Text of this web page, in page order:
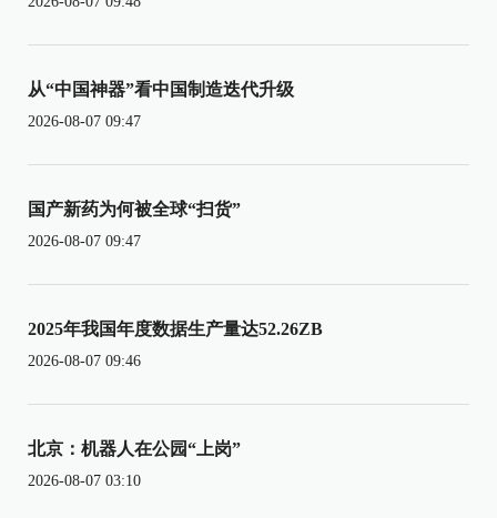
从“中国神器”看中国制造迭代升级
2026-08-07 09:47
国产新药为何被全球“扫货”
2026-08-07 09:47
2025年我国年度数据生产量达52.26ZB
2026-08-07 09:46
北京：机器人在公园“上岗”
2026-08-07 03:10